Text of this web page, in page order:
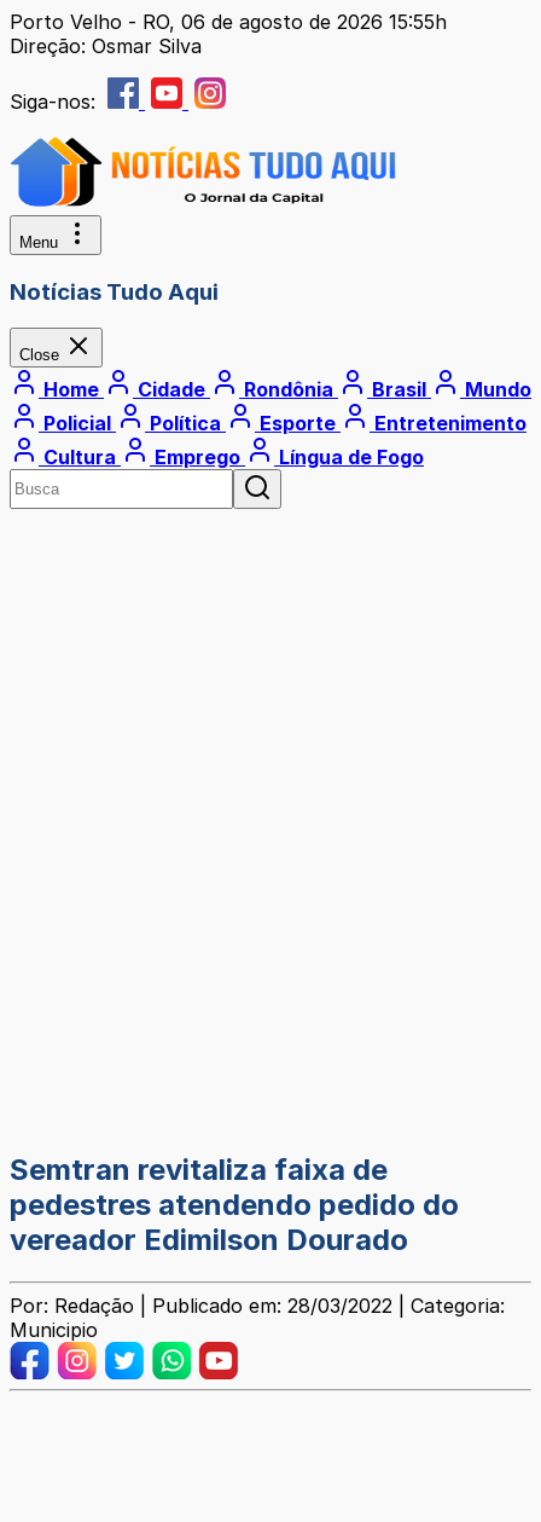
Porto Velho - RO, 06 de agosto de 2026 15:55h
Direção: Osmar Silva
Siga-nos:
Menu
Notícias Tudo Aqui
Close
Home Cidade Rondônia Brasil
Mundo
Policial
Política Esporte
Entretenimento
Cultura
Emprego Língua de Fogo
Semtran revitaliza faixa de
pedestres atendendo pedido do
vereador Edimilson Dourado
Por: Redação | Publicado em: 28/03/2022 | Categoria:
Municipio